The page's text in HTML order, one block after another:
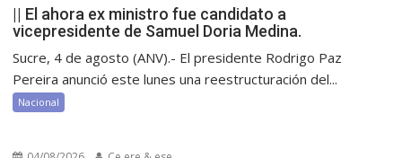
|| El ahora ex ministro fue candidato a
vicepresidente de Samuel Doria Medina.
Sucre, 4 de agosto (ANV).- El presidente Rodrigo Paz
Pereira anunció este lunes una reestructuración del...
Nacional